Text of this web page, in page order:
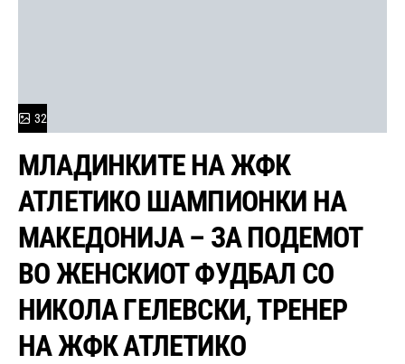
32
МЛАДИНКИТЕ НА ЖФК
АТЛЕТИКО ШАМПИОНКИ НА
МАКЕДОНИЈА – ЗА ПОДЕМОТ
ВО ЖЕНСКИОТ ФУДБАЛ СО
НИКОЛА ГЕЛЕВСКИ, ТРЕНЕР
НА ЖФК АТЛЕТИКО